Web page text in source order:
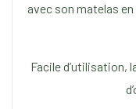
avec son matelas
Facile d’utilisation,